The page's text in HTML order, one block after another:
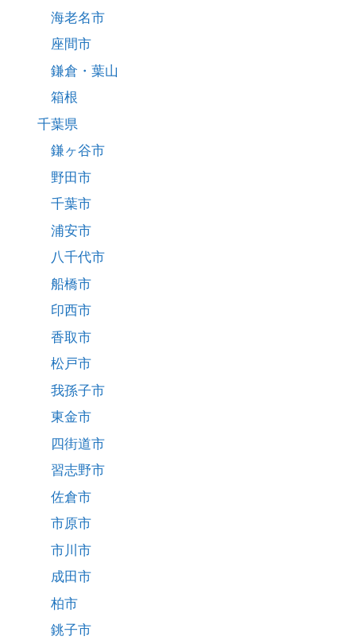
海老名市
座間市
鎌倉・葉山
箱根
千葉県
鎌ヶ谷市
野田市
千葉市
浦安市
八千代市
船橋市
印西市
香取市
松戸市
我孫子市
東金市
四街道市
習志野市
佐倉市
市原市
市川市
成田市
柏市
銚子市